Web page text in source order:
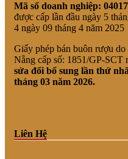
Mã số doanh nghiệp:
được cấp lần đầu ngày 5
4 ngày 09 tháng 4 năm 2025
Giấy phép bán buôn rượu
Nẵng cấp số: 1851/GP-SCT
sửa đổi bổ sung lần thứ
tháng 03 năm 2026.
Liên Hệ